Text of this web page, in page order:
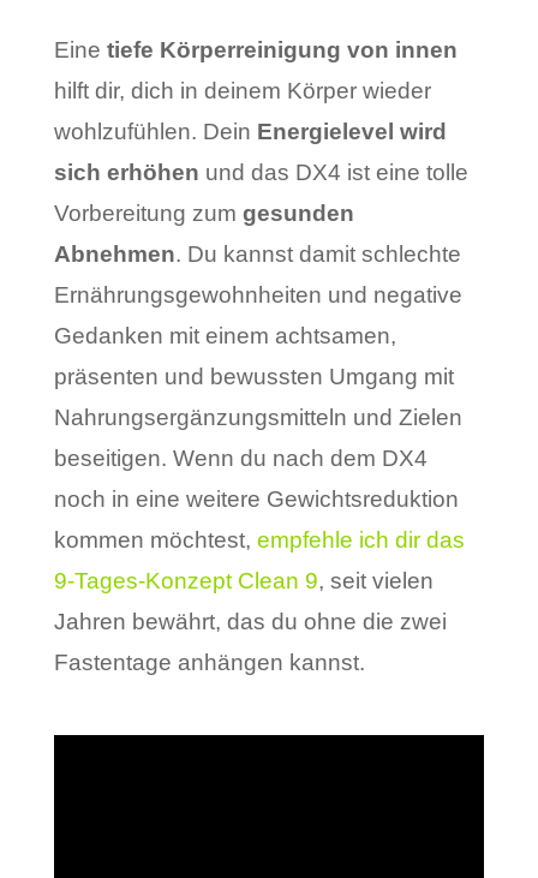
Eine tiefe Körperreinigung von innen
hilft dir, dich in deinem Körper wieder
wohlzufühlen. Dein Energielevel wird
sich erhöhen und das DX4 ist eine tolle
Vorbereitung zum gesunden
Abnehmen. Du kannst damit schlechte
Ernährungsgewohnheiten und negative
Gedanken mit einem achtsamen,
präsenten und bewussten Umgang mit
Nahrungsergänzungsmitteln und Zielen
beseitigen. Wenn du nach dem DX4
noch in eine weitere Gewichtsreduktion
kommen möchtest, empfehle ich dir das
9-Tages-Konzept Clean 9, seit vielen
Jahren bewährt, das du ohne die zwei
Fastentage anhängen kannst.